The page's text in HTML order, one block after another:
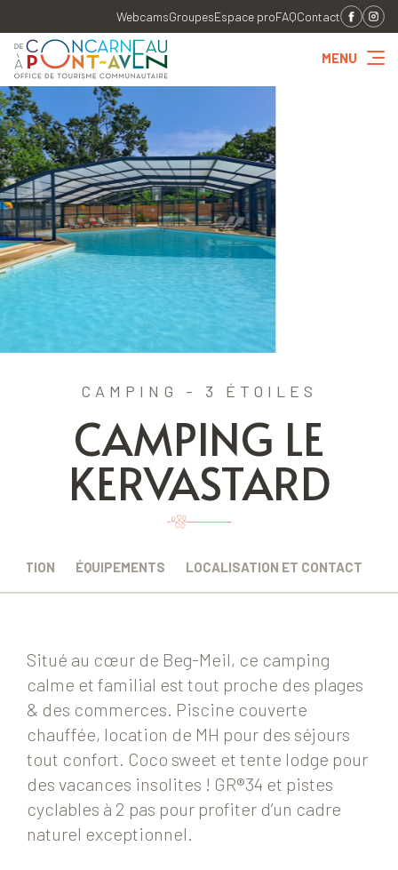
WebcamsGroupesEspace proFAQContact
MENU
CAMPING - 3 ÉTOILES
CAMPING LE
KERVASTARD
ÉQUIPEMENTS LOCALISATION ET CONTACT
Situé au cœur de Beg-Meil, ce camping
calme et familial est tout proche des plages
& des commerces. Piscine couverte
chauffée, location de MH pour des séjours
tout confort. Coco sweet et tente lodge pour
des vacances insolites ! GR®34 et pistes
cyclables à 2 pas pour profiter d’un cadre
naturel exceptionnel.